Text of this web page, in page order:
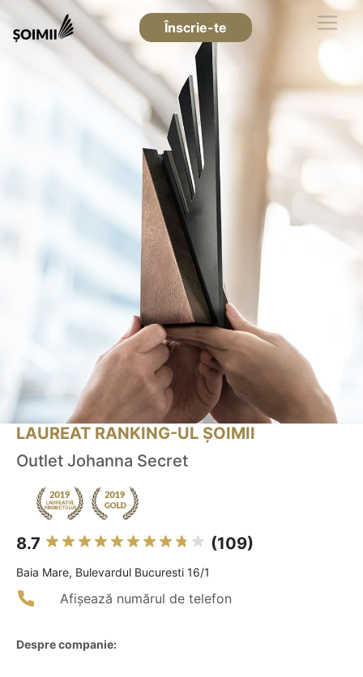
Înscrie-te
LAUREAT RANKING-UL ȘOIMII
Outlet Johanna Secret
8.7 (109)
Baia Mare, Bulevardul Bucuresti 16/1
Afișează numărul de telefon
Despre companie: